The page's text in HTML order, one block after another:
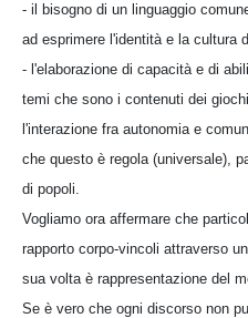
- il bisogno di un linguaggio
ad esprimere l'identità e la cultura
- l'elaborazione di capacità e di
temi che sono i contenuti dei
l'interazione fra autonomia e
che questo è regola (universale),
di popoli.
Vogliamo ora affermare che
rapporto corpo-vincoli attraverso
sua volta è rappresentazione del
Se è vero che ogni discorso non